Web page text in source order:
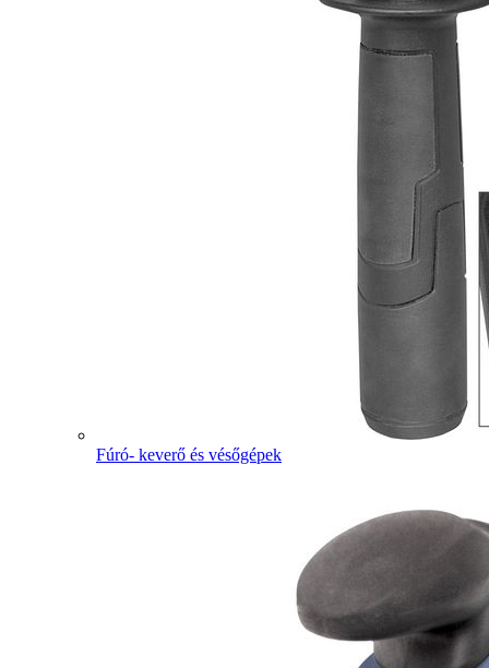
Fúró- keverő és vésőgépek